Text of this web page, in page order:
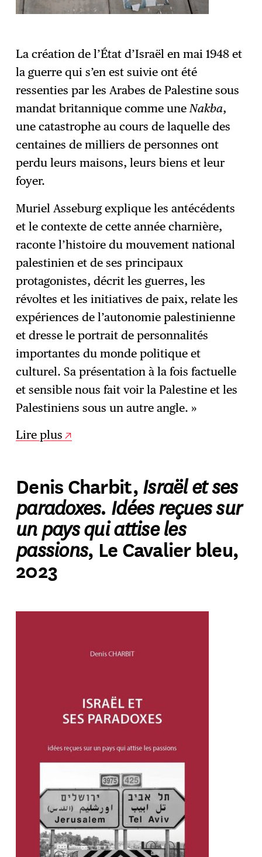
La création de l’État d’Israël en mai 1948 et
la guerre qui s’en est suivie ont été
ressenties par les Arabes de Palestine sous
mandat britannique comme uneNakba,
une catastrophe au cours de laquelle des
centaines de milliers de personnes ont
perdu leurs maisons, leurs biens et leur
foyer.
Muriel Asseburg explique les antécédents
et le contexte de cette année charnière,
raconte l’histoire du mouvement national
palestinien et de ses principaux
protagonistes, décrit les guerres, les
révoltes et les initiatives de paix, relate les
expériences de l’autonomie palestinienne
et dresse le portrait de personnalités
importantes du monde politique et
culturel. Sa présentation à la fois factuelle
et sensible nous fait voir la Palestine et les
Palestiniens sous un autre angle. »
Lire plus
Denis Charbit,Israël et ses
paradoxes. Idées reçues sur
un pays qui attise les
passions, Le Cavalier bleu,
2023